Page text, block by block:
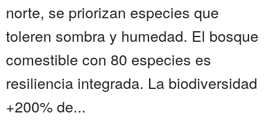
norte, se priorizan especies que
toleren sombra y humedad. El bosque
comestible con 80 especies es
resiliencia integrada. La biodiversidad
+200% de...